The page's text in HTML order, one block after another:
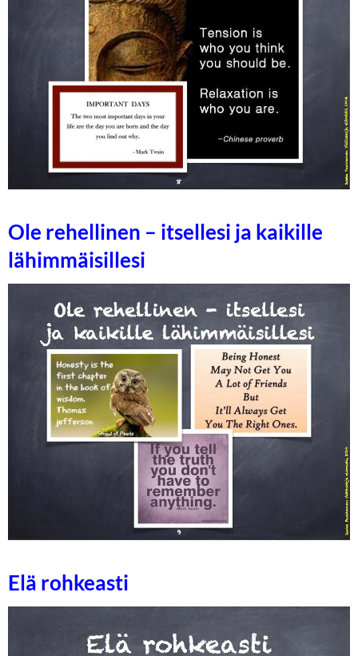
Ole rehellinen – itsellesi ja kaikille
lähimmäisillesi
Elä rohkeasti